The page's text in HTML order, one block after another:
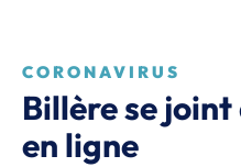
CORONAVIRUS
Billère se
en ligne